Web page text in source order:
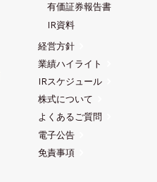
有価証券報告書
IR資料
経営方針
業績ハイライト
IRスケジュール
株式について
よくあるご質問
電子公告
免責事項